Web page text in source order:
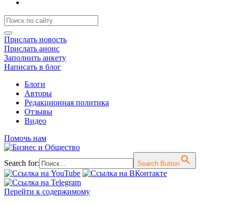
Прислать новость
Прислать анонс
Заполнить анкету
Написать в блог
Блоги
Авторы
Редакционная политика
Отзывы
Видео
Помочь нам
Search for: Search Button
Перейти к содержимому